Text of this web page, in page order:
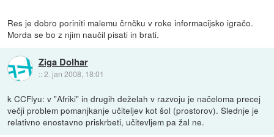
Res je dobro poriniti malemu črnčku v roke informacijsko igračo.
Morda se bo z njim naučil pisati in brati.
Ziga Dolhar
::2. jan 2008, 18:01
k CCFlyu: v "Afriki" in drugih deželah v razvoju je načeloma precej
večji problem pomanjkanje učiteljev kot šol (prostorov). Slednje je
relativno enostavno priskrbeti, učitevljem pa žal ne.